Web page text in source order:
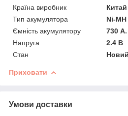
Країна виробник
Китай
Тип акумулятора
Ni-MH
Ємність акумулятору
730 А.
Напруга
2.4 В
Стан
Новий
Приховати
Умови доставки